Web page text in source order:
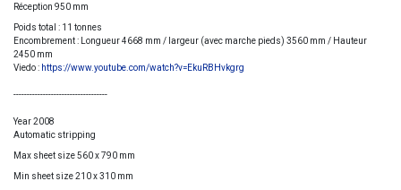
Réception 950 mm
Poids total : 11 tonnes
Encombrement : Longueur 4668 mm / largeur (avec marche pieds) 3560 mm / Hauteur
2450 mm
Viedo : https://www.youtube.com/watch?v=EkuRBHvkgrg
-----------------------------------
Year 2008
Automatic stripping
Max sheet size 560 x 790 mm
Min sheet size 210 x 310 mm